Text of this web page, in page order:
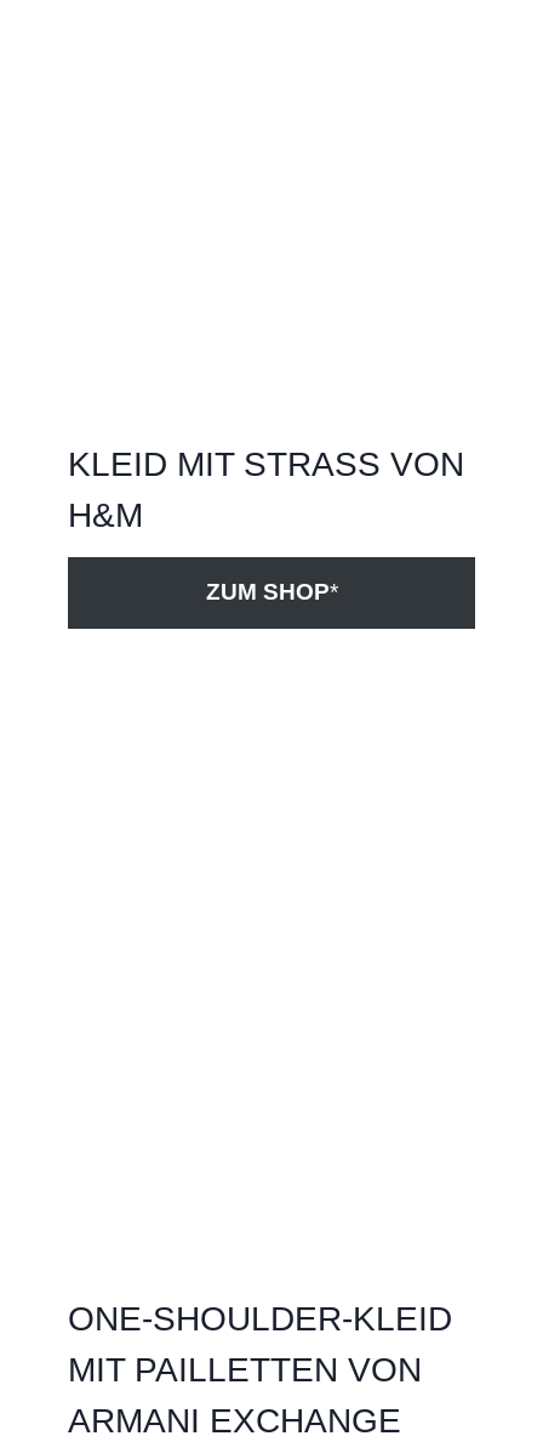
KLEID MIT STRASS VON
H&M
ZUM SHOP*
ONE-SHOULDER-KLEID
MIT PAILLETTEN VON
ARMANI EXCHANGE